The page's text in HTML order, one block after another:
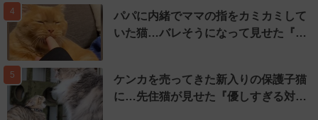
4
パパに内緒でママの指をカミカミして
いた猫…バレそうになって見せた『…
5
ケンカを売ってきた新入りの保護子猫
に…先住猫が見せた『優しすぎる対…